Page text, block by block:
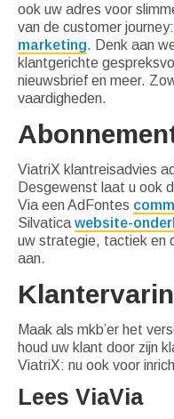
ook uw adres voor
van de customer journey:
marketing. Denk aan
klantgerichte
nieuwsbrief en meer.
vaardigheden.
ViatriX klantreisadvies
Desgewenst laat u ook
Via een AdFontes
Silvatica website-
uw strategie, tactiek en
aan.
Maak als mkb’er het
houd uw klant door zijn
ViatriX: nu ook voor
Lees ViaVia